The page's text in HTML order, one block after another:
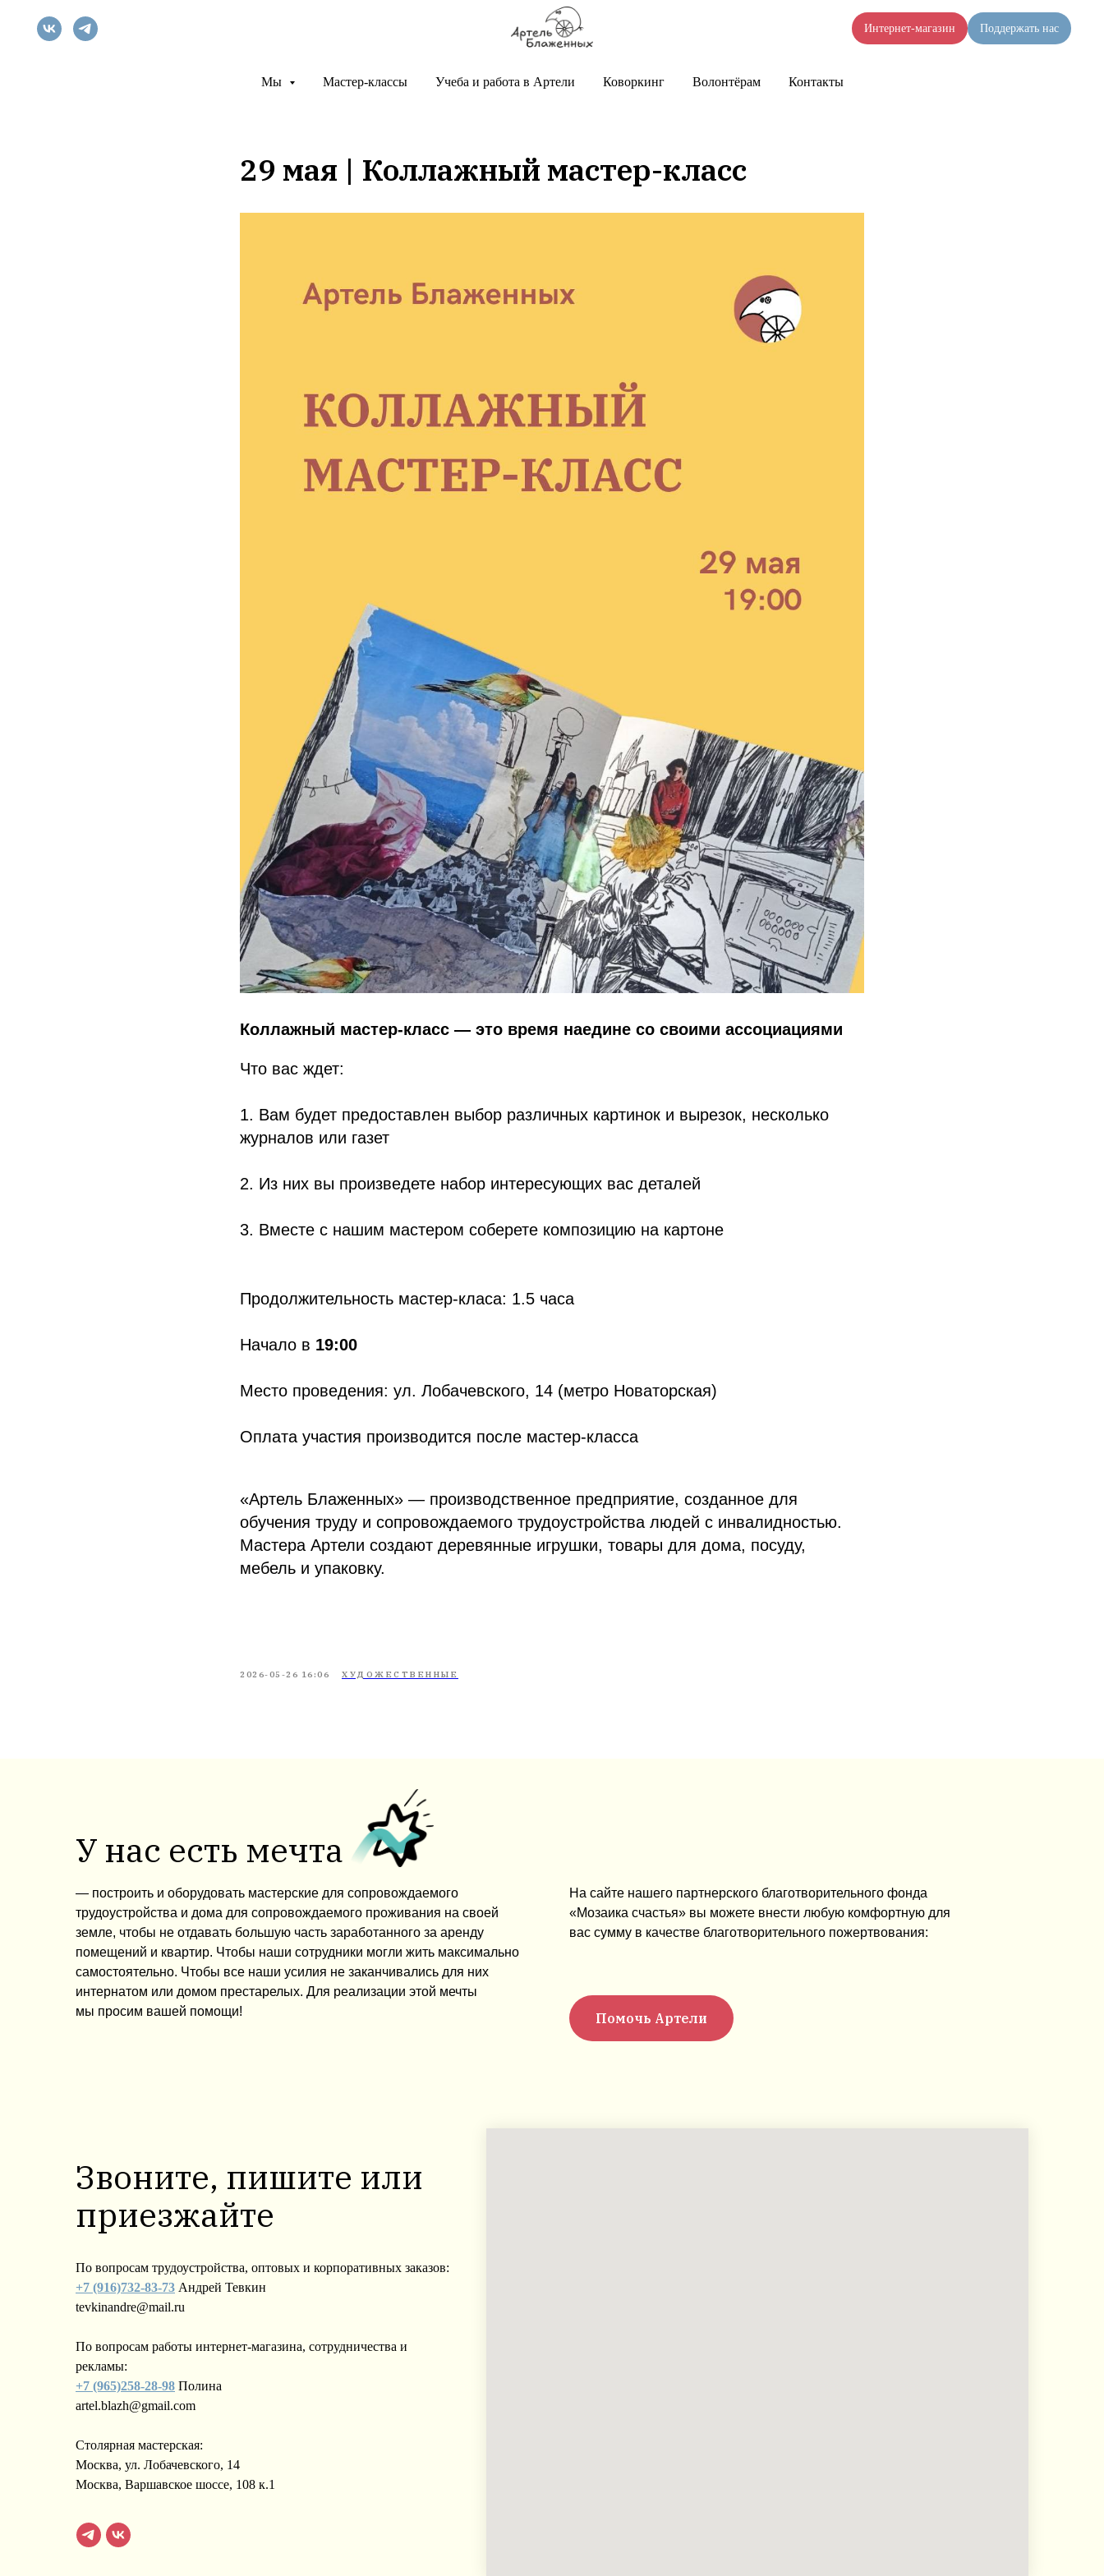
Интернет-магазин Поддержать нас
Мы Мастер-классы Учеба и работа в Артели Коворкинг Волонтёрам Контакты
29 мая | Коллажный мастер-класс
Коллажный мастер-класс — это время наедине со своими ассоциациями
Что вас ждет:
1. Вам будет предоставлен выбор различных картинок и вырезок, несколько
журналов или газет
2. Из них вы произведете набор интересующих вас деталей
3. Вместе с нашим мастером соберете композицию на картоне
Продолжительность мастер-класа: 1.5 часа
Начало в 19:00
Место проведения: ул. Лобачевского, 14 (метро Новаторская)
Оплата участия производится после мастер-класса
«Артель Блаженных» — производственное предприятие, созданное для
обучения труду и сопровождаемого трудоустройства людей с инвалидностью.
Мастера Артели создают деревянные игрушки, товары для дома, посуду,
мебель и упаковку.
2026-05-26 16:06 ХУДОЖЕСТВЕННЫЕ
У нас есть мечта
— построить и оборудовать мастерские для сопровождаемого
трудоустройства и дома для сопровождаемого проживания на своей
земле, чтобы не отдавать большую часть заработанного за аренду
помещений и квартир. Чтобы наши сотрудники могли жить максимально
самостоятельно. Чтобы все наши усилия не заканчивались для них
интернатом или домом престарелых. Для реализации этой мечты
мы просим вашей помощи!
На сайте нашего партнерского благотворительного фонда
«Мозаика счастья» вы можете внести любую комфортную для
вас сумму в качестве благотворительного пожертвования:
Помочь Артели
Звоните, пишите или
приезжайте
По вопросам трудоустройства, оптовых и корпоративных заказов:
+7 (916)732-83-73 Андрей Тевкин
tevkinandre@mail.ru
По вопросам работы интернет-магазина, сотрудничества и
рекламы:
+7 (965)258-28-98 Полина
artel.blazh@gmail.com
Столярная мастерская:
Москва, ул. Лобачевского, 14
Москва, Варшавское шоссе, 108 к.1